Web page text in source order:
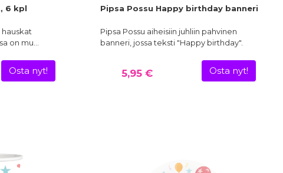
6 kpl
hauskat
on mu…
Osta nyt!
Pipsa Possu Happy birthday banneri
Pipsa Possu aiheisiin juhliin pahvinen
banneri, jossa teksti "Happy birthday".
5,95 € Osta nyt!